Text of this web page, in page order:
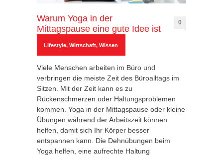
Warum Yoga in der
Mittagspause eine gute Idee ist
0
Lifestyle, Wirtschaft, Wissen
Viele Menschen arbeiten im Büro und
verbringen die meiste Zeit des Büroalltags im
Sitzen. Mit der Zeit kann es zu
Rückenschmerzen oder Haltungsproblemen
kommen. Yoga in der Mittagspause oder kleine
Übungen während der Arbeitszeit können
helfen, damit sich Ihr Körper besser
entspannen kann. Die Dehnübungen beim
Yoga helfen, eine aufrechte Haltung